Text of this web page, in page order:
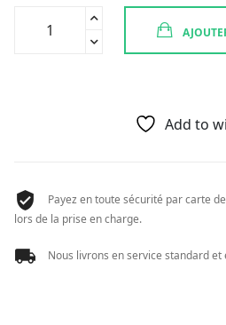
Add to
Payez en toute sécurité par carte
lors de la prise en charge.
Nous livrons en service standard